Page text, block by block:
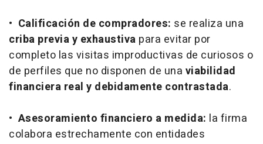
• Calificación de compradores: se realiza una
criba previa y exhaustiva para evitar por
completo las visitas improductivas de curiosos o
de perfiles que no disponen de una viabilidad
financiera real y debidamente contrastada.
• Asesoramiento financiero a medida: la firma
colabora estrechamente con entidades